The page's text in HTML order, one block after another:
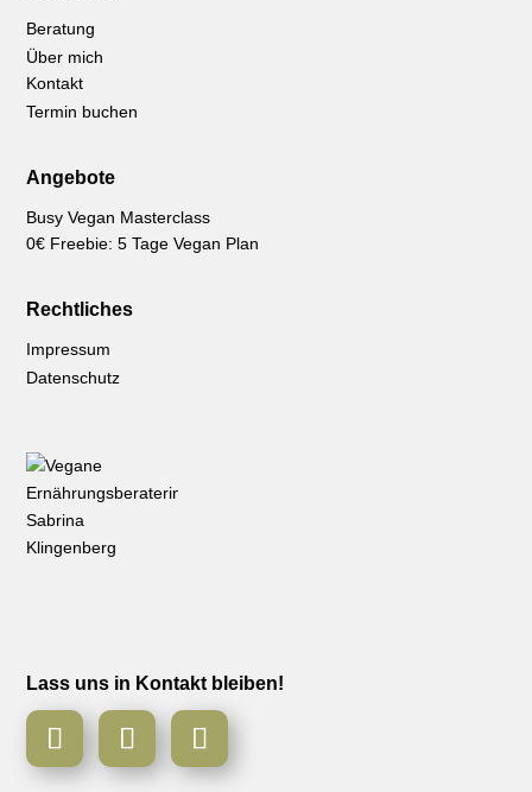
Beratung
Über mich
Kontakt
Termin buchen
Angebote
Busy Vegan Masterclass
0€ Freebie: 5 Tage Vegan Plan
Rechtliches
Impressum
Datenschutz
Lass uns in Kontakt bleiben!